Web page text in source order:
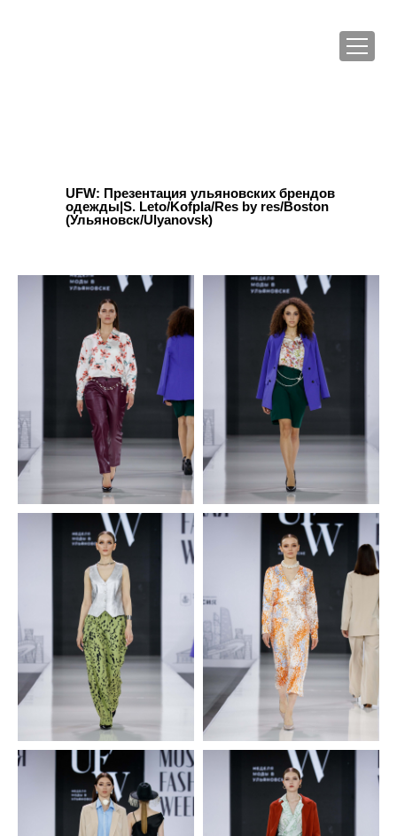
UFW: Презентация ульяновских брендов
одежды|S. Leto/Kofpla/Res by res/Boston
(Ульяновск/Ulyanovsk)